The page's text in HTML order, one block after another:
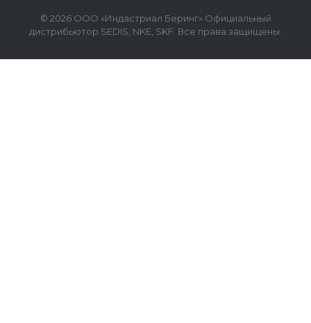
© 2026 ООО «Индастриал Беринг» Официальный
дистрибьютор SEDIS, NKE, SKF. Все права защищены.